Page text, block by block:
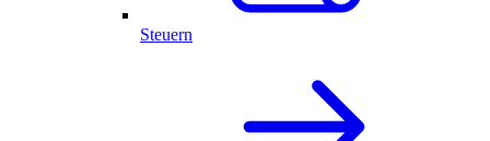
Steuern